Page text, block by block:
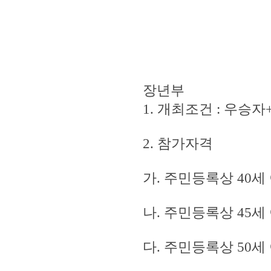
장년부
1. 개최조건 : 우승
2. 참가자격
가. 주민등록상 40
나. 주민등록상 45
다. 주민등록상 50